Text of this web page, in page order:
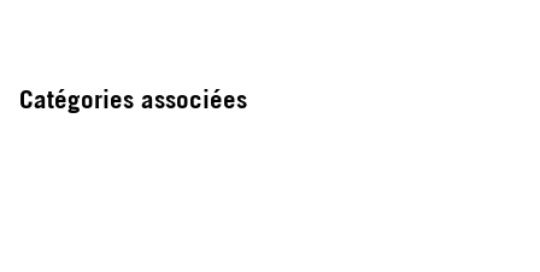
Catégories associées